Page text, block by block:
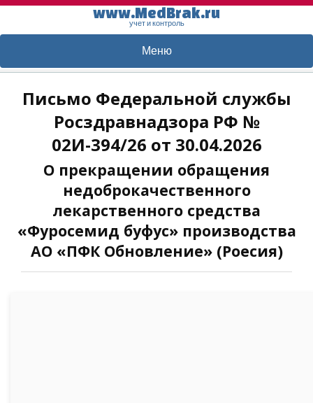
www.MedBrak.ru
учет и контроль
Меню
Письмо Федеральной службы
Росздравнадзора РФ №
02И-394/26 от 30.04.2026
О прекращении обращения
недоброкачественного
лекарственного средства
«Фуросемид буфус» производства
АО «ПФК Обновление» (Роесия)